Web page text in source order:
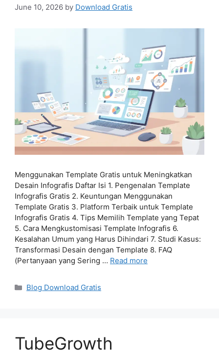
June 10, 2026 by Download Gratis
Menggunakan Template Gratis untuk Meningkatkan
Desain Infografis Daftar Isi 1. Pengenalan Template
Infografis Gratis 2. Keuntungan Menggunakan
Template Gratis 3. Platform Terbaik untuk Template
Infografis Gratis 4. Tips Memilih Template yang Tepat
5. Cara Mengkustomisasi Template Infografis 6.
Kesalahan Umum yang Harus Dihindari 7. Studi Kasus:
Transformasi Desain dengan Template 8. FAQ
(Pertanyaan yang Sering … Read more
Categories
Blog Download Gratis
TubeGrowth